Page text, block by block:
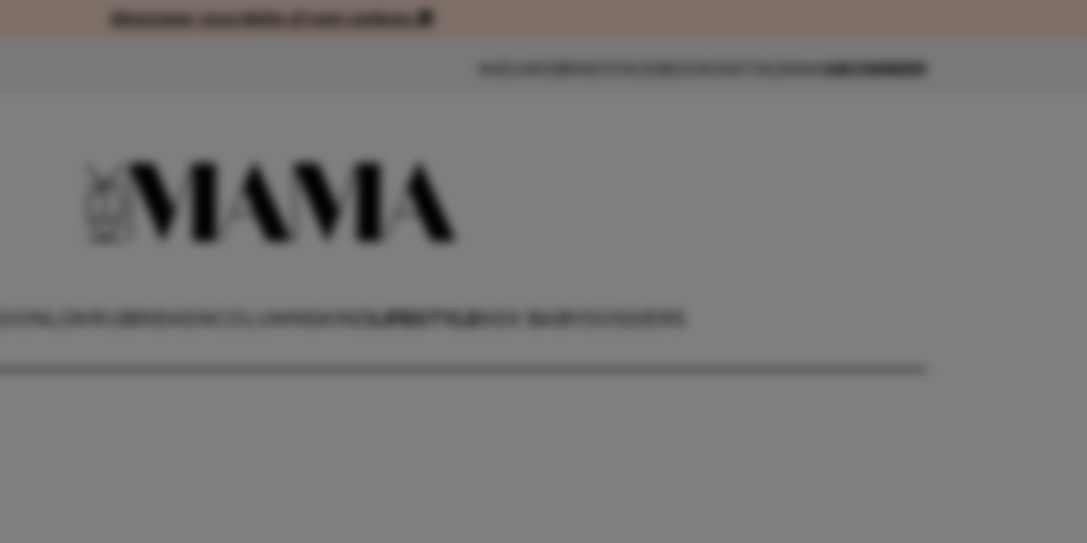
Abonneer voordelig of met cadeau 🎁Abonneer voordelig of met cadeau 🎁
ABONNEER